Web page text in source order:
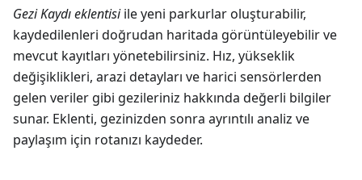
Gezi Kaydı eklentisiile yeni parkurlar oluşturabilir,
kaydedilenleri doğrudan haritada görüntüleyebilir ve
mevcut kayıtları yönetebilirsiniz. Hız, yükseklik
değişiklikleri, arazi detayları ve harici sensörlerden
gelen veriler gibi gezileriniz hakkında değerli bilgiler
sunar. Eklenti, gezinizden sonra ayrıntılı analiz ve
paylaşım için rotanızı kaydeder.